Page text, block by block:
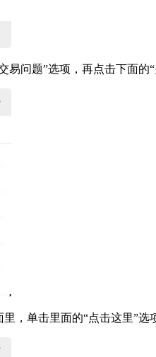
问题”选项，再点击下面的
，单击里面的“点击这里”选